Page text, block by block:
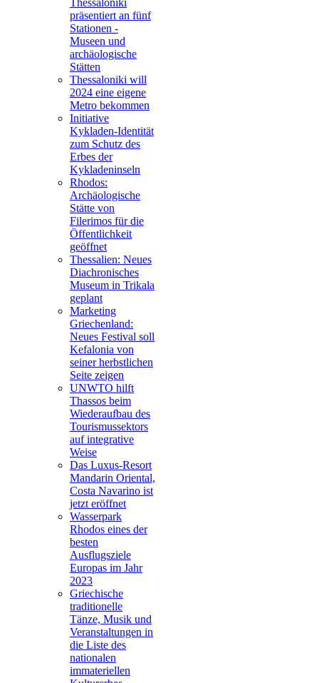
Thessaloniki
präsentiert an fünf
Stationen -
Museen und
archäologische
Stätten
Thessaloniki will
2024 eine eigene
Metro bekommen
Initiative
Kykladen-Identität
zum Schutz des
Erbes der
Kykladeninseln
Rhodos:
Archäologische
Stätte von
Filerimos für die
Öffentlichkeit
geöffnet
Thessalien: Neues
Diachronisches
Museum in Trikala
geplant
Marketing
Griechenland:
Neues Festival soll
Kefalonia von
seiner herbstlichen
Seite zeigen
UNWTO hilft
Thassos beim
Wiederaufbau des
Tourismussektors
auf integrative
Weise
Das Luxus-Resort
Mandarin Oriental,
Costa Navarino ist
jetzt eröffnet
Wasserpark
Rhodos eines der
besten
Ausflugsziele
Europas im Jahr
2023
Griechische
traditionelle
Tänze, Musik und
Veranstaltungen in
die Liste des
nationalen
immateriellen